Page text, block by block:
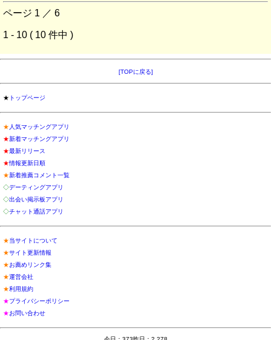
ページ 1 ／ 6
1 - 10 ( 10 件中 )
[TOPに戻る]
★ トップページ
★ 人気マッチングアプリ
★新着マッチングアプリ
★最新リリース
★情報更新日順
★新着推薦コメント一覧
◇デーティングアプリ
◇出会い掲示板アプリ
◇チャット通話アプリ
★当サイトについて
★サイト更新情報
★お薦めリンク集
★運営会社
★利用規約
★プライバシーポリシー
★お問い合わせ